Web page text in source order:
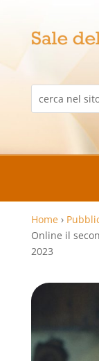
Home ›
Online il
2023